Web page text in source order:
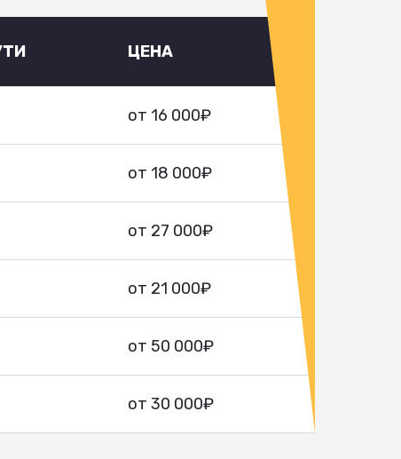
ЦЕНА
от 16 000₽
от 18 000₽
от 27 000₽
от 21 000₽
от 50 000₽
от 30 000₽